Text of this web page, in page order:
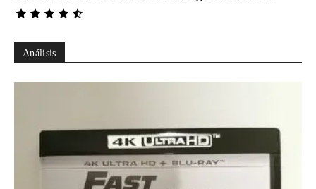
Análisis